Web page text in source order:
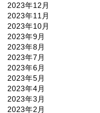
2023年12月
2023年11月
2023年10月
2023年9月
2023年8月
2023年7月
2023年6月
2023年5月
2023年4月
2023年3月
2023年2月